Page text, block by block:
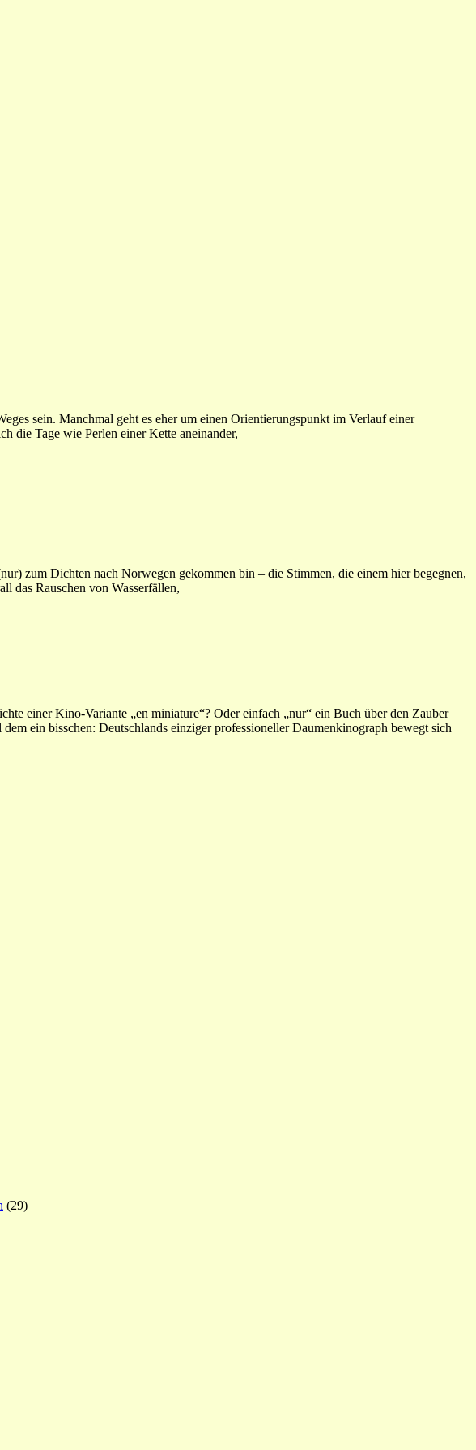
sein. Manchmal geht es eher um einen Orientierungspunkt im Verlauf einer
die Tage wie Perlen einer Kette aneinander,
zum Dichten nach Norwegen gekommen bin – die Stimmen, die einem hier begegnen,
das Rauschen von Wasserfällen,
einer Kino-Variante „en miniature“? Oder einfach „nur“ ein Buch über den Zauber
ein bisschen: Deutschlands einziger professioneller Daumenkinograph bewegt sich
(29)